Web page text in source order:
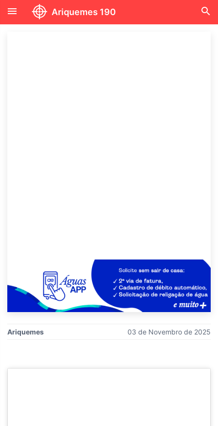
menu Ariquemes 190 search
Ariquemes 03 de Novembro de 2025